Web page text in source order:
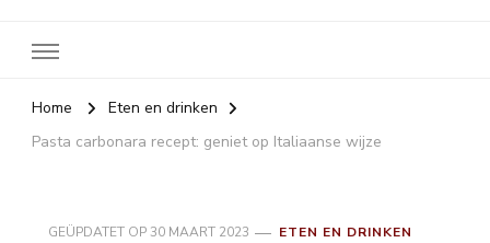
Home
Eten en drinken
Pasta carbonara recept: geniet op Italiaanse wijze
GEÜPDATET OP 30 MAART 2023 ETEN EN DRINKEN